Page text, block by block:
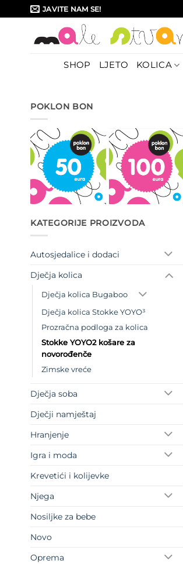
to
JAVITE NAM SE!
SHOP LJETO KOLICA
POKLON BON
KATEGORIJE PROIZVODA
Autosjedalice i dodaci
Dječja kolica
Dječja kolica Bugaboo
Dječja kolica Stokke YOYO³
Prozračna podloga za kolica
Stokke YOYO2 košare za
novorođenče
Zimske vreće
Dječja soba
Dječji namještaj
Hranjenje
Igra i moda
Krevetići i kolijevke
Njega
Nosiljke za bebe
Novo
Oprema